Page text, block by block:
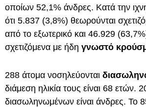
οποίων 52,1% άνδρες. Κατά την
ότι 5.837 (3,8%) θεωρούνται
από το εξωτερικό και 46.929 (63,7%)
σχετιζόμενα με ήδη γνωστό
288 άτομα νοσηλεύονται
διάμεση ηλικία τους είναι 68 ετών.
διασωληνωμένων είναι άνδρες. To